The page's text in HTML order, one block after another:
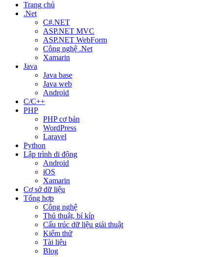
Trang chủ
.Net
C#.NET
ASP.NET MVC
ASP.NET WebForm
Công nghệ .Net
Xamarin
Java
Java base
Java web
Android
C/C++
PHP
PHP cơ bản
WordPress
Laravel
Python
Lập trình di động
Android
iOS
Xamarin
Cơ sở dữ liệu
Tổng hợp
Công nghệ
Thủ thuật, bí kíp
Cấu trúc dữ liệu giải thuật
Kiểm thử
Tài liệu
Blog